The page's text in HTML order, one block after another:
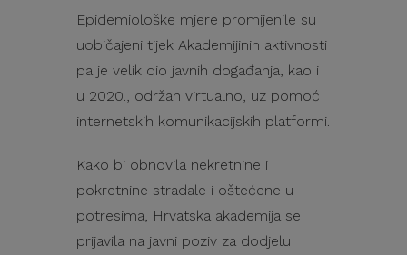
Epidemiološke mjere promijenile su
uobičajeni tijek Akademijinih aktivnosti
pa je velik dio javnih događanja, kao i
u 2020., održan virtualno, uz pomoć
internetskih komunikacijskih platformi.
Kako bi obnovila nekretnine i
pokretnine stradale i oštećene u
potresima, Hrvatska akademija se
prijavila na javni poziv za dodjelu